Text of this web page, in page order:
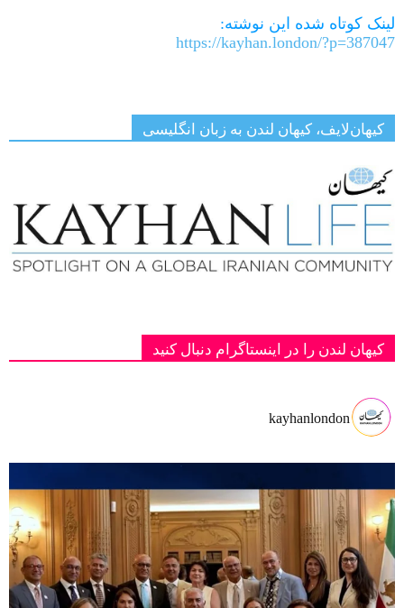
لینک کوتاه شده این نوشته:
https://kayhan.london/?p=387047
کیهان‌لایف، کیهان لندن به زبان انگلیسی
کیهان لندن را در اینستاگرام دنبال کنید
kayhanlondon